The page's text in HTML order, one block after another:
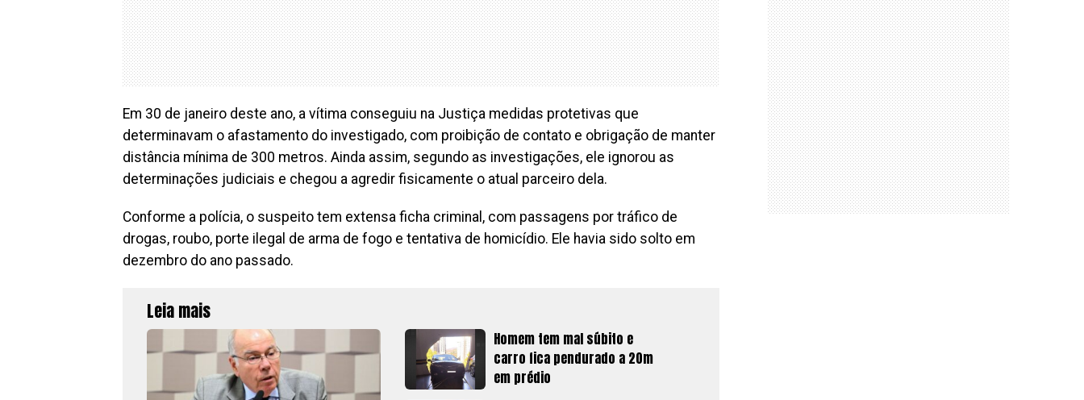
Em 30 de janeiro deste ano, a vítima conseguiu na Justiça medidas protetivas que
determinavam o afastamento do investigado, com proibição de contato e obrigação de manter
distância mínima de 300 metros. Ainda assim, segundo as investigações, ele ignorou as
determinações judiciais e chegou a agredir fisicamente o atual parceiro dela.
Conforme a polícia, o suspeito tem extensa ficha criminal, com passagens por tráfico de
drogas, roubo, porte ilegal de arma de fogo e tentativa de homicídio. Ele havia sido solto em
dezembro do ano passado.
Leia mais
Homem tem mal súbito e
carro fica pendurado a 20m
em prédio